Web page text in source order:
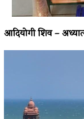
आदियोगी शिव –